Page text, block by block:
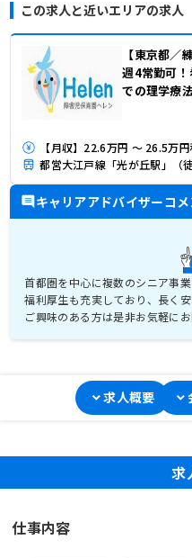
この求人と近いエリアの求人
【東京都
週4常勤可
での理学療
【月収】22.6万円 ～ 26.5万
都営大江戸線「光が丘駅」（徒
キャリアアドバイザーコメ
首都圏を中心に複数のシニア事
福利厚生も充実しており、長く
ご興味のある方は是非お気軽に
求人概要
求
仕事内容